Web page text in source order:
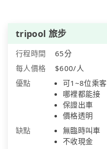
tripool 旅步
行程時間
65分
每人價格
$600/人
優點
可1~8位乘客
哪裡都能接
保證出車
價格透明
缺點
無臨時叫車
不收現金